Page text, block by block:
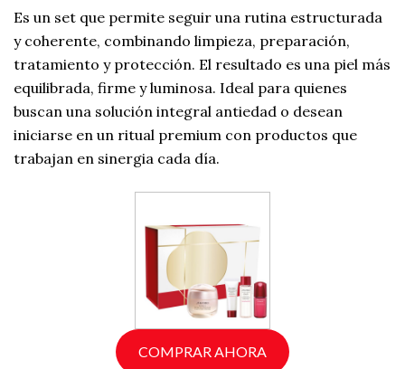
Es un set que permite seguir una rutina estructurada
y coherente, combinando limpieza, preparación,
tratamiento y protección. El resultado es una piel más
equilibrada, firme y luminosa. Ideal para quienes
buscan una solución integral antiedad o desean
iniciarse en un ritual premium con productos que
trabajan en sinergia cada día.
COMPRAR AHORA